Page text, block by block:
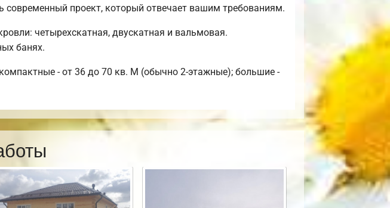
проект, который отвечает вашим требованиям.
четырехскатная, двускатная и вальмовая.
банях.
- от 36 до 70 кв. М (обычно 2-этажные); большие -